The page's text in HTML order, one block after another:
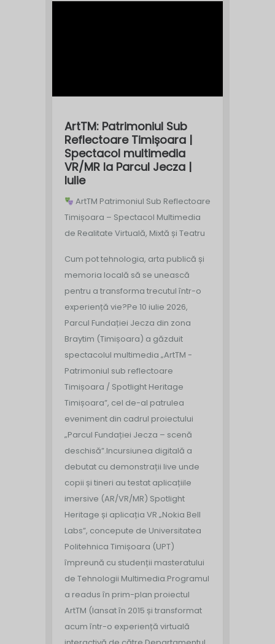
ArtTM: Patrimoniul Sub
Reflectoare Timișoara |
Spectacol multimedia
VR/MR la Parcul Jecza |
Iulie
ArtTM Patrimoniul Sub Reflectoare
Timișoara – Spectacol Multimedia
de Realitate Virtuală, Mixtă și Teatru
Cum pot tehnologia, arta publică și
memoria locală să se unească
pentru a transforma trecutul într-o
experiență vie?Pe 10 iulie 2026,
Parcul Fundației Jecza din zona
Braytim (Timișoara) a găzduit
spectacolul multimedia „ArtTM -
Patrimoniul sub reflectoare
Timișoara / Spotlight Heritage
Timișoara”, cel de-al patrulea
eveniment din cadrul proiectului
„Parcul Fundației Jecza – scenă
deschisă”.Incursiunea digitală a
debutat cu demonstrații live unde
copii și tineri au testat aplicațiile
imersive (AR/VR/MR) Spotlight
Heritage și aplicația VR „Nokia Bell
Labs”, concepute de Universitatea
Politehnica Timișoara (UPT)
împreună cu studenții masteratului
de Tehnologii Multimedia.Programul
a readus în prim-plan proiectul
ArtTM (lansat în 2015 și transformat
acum într-o experiență virtuală